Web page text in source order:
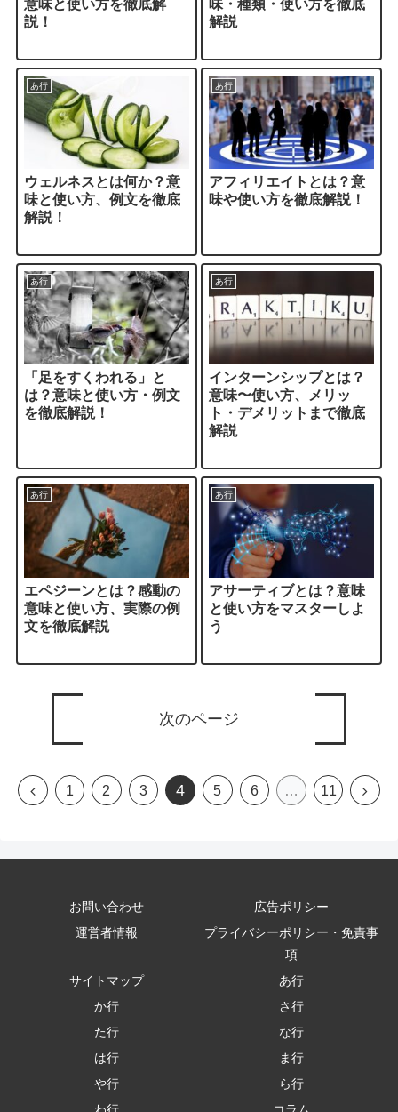
意味と使い方を徹底解
説！
味・種類・使い方を徹底
解説
あ行
ウェルネスとは何か？意
味と使い方、例文を徹底
解説！
あ行
アフィリエイトとは？意
味や使い方を徹底解説！
あ行
「足をすくわれる」と
は？意味と使い方・例文
を徹底解説！
あ行
インターンシップとは？
意味〜使い方、メリッ
ト・デメリットまで徹底
解説
あ行
エペジーンとは？感動の
意味と使い方、実際の例
文を徹底解説
あ行
アサーティブとは？意味
と使い方をマスターしよ
う
次のページ
前
1 2 3 4 5 6 … 11
次
お問い合わせ
広告ポリシー
運営者情報
プライバシーポリシー・免責事
項
サイトマップ
あ行
か行
さ行
た行
な行
は行
ま行
や行
ら行